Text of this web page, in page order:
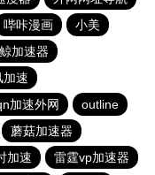
哔咔漫画
小美
加速器
加速
加速外网
outline
蘑菇加速器
加速 雷霆vp加速器